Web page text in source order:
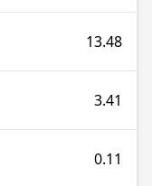
13.48
3.41
0.11